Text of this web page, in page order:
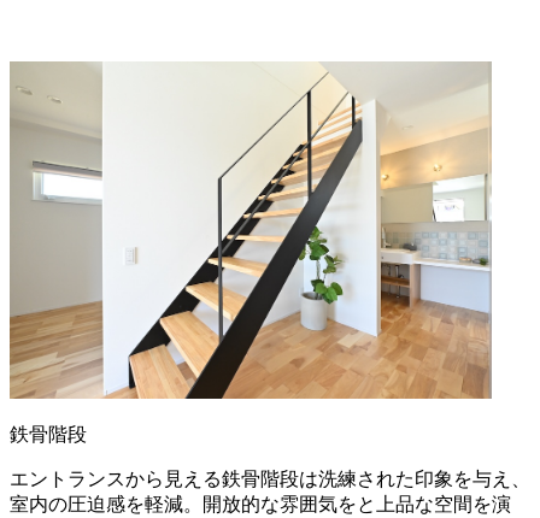
鉄骨階段
エントランスから見える鉄骨階段は洗練された印象を与え、
室内の圧迫感を軽減。開放的な雰囲気をと上品な空間を演